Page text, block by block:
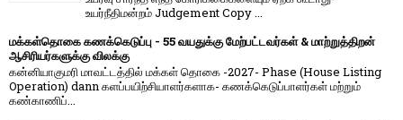
உயர்நீதிமன்றம் Judgement Copy ...
மக்கள்தொகை கணக்கெடுப்பு - 55 வயதுக்கு மேற்பட்டவர்கள் & மாற்றுத்திறன்
ஆசிரியர்களுக்கு விலக்கு
கன்னியாகுமரி மாவட்டத்தில் மக்கள் தொகை -2027- Phase (House Listing
Operation) dann களப்பயிற்சியாளர்களாக- கணக்கெடுப்பாளர்கள் மற்றும்
கண்காணிப்...